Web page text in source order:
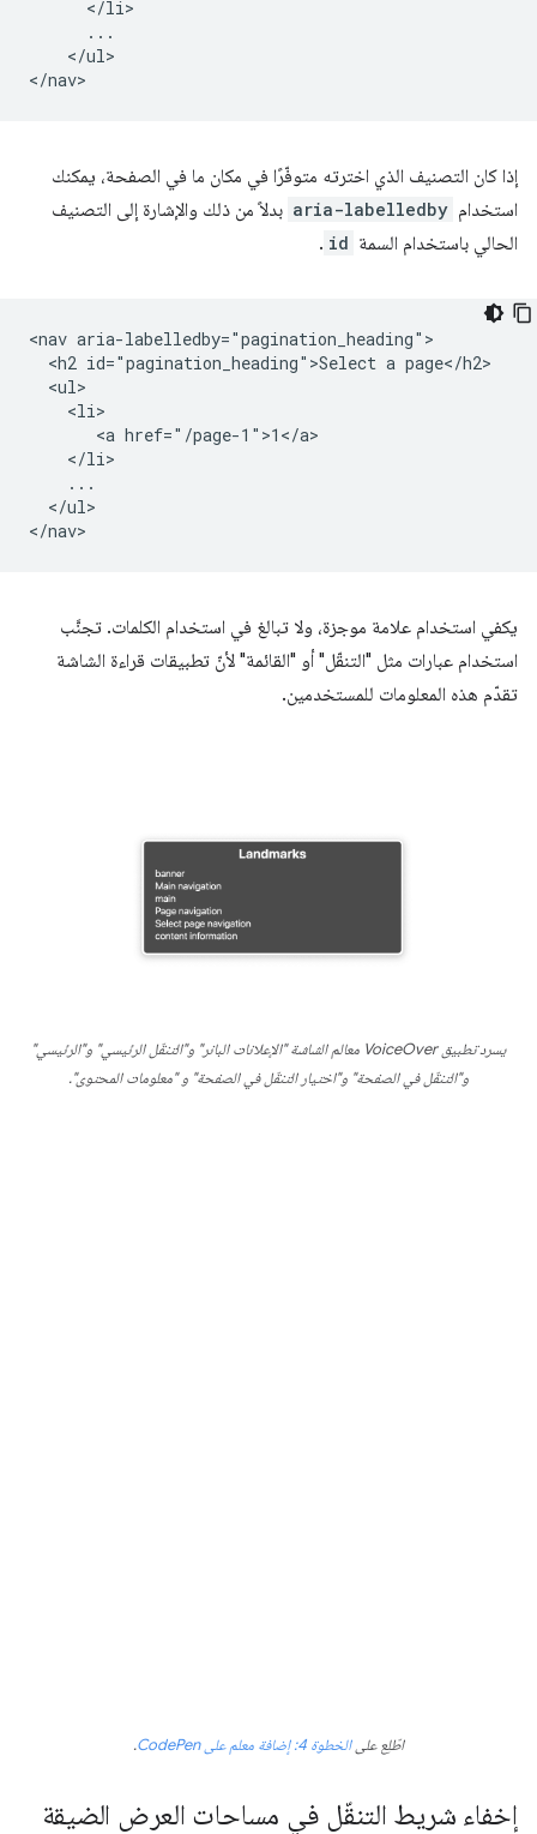
      </li>
      ...
    </ul>
إذا كان التصنيف الذي اخترته متوفّرًا في مكان ما في الصفحة، يمكنك
استخدام aria-labelledby بدلاً من ذلك والإشارة إلى التصنيف
الحالي باستخدام السمة id
.
<nav aria-labelledby="pagination_heading">
  <h2 id="pagination_heading">Select a page</h2>
  <ul>
    <li>
       <a href="/page-1">1</a>
    </li>
    ...
  </ul>
يكفي استخدام علامة موجزة، ولا تبالغ في استخدام الكلمات. تجنَّب
استخدام عبارات مثل "التنقّل" أو "القائمة" لأنّ تطبيقات قراءة الشاشة
تقدّم هذه المعلومات للمستخدمين.
يسرد تطبيق VoiceOver معالم الشاشة "الإعلانات البانر" و"التنقّل الرئيسي" و"الرئيسي"
و"التنقّل في الصفحة" و"اختيار التنقّل في الصفحة" و "معلومات المحتوى".
اطّلِع علىالخطوة 4: إضافة معلم على CodePen .
إخفاء شريط التنقّل في مساحات العرض الضيقة